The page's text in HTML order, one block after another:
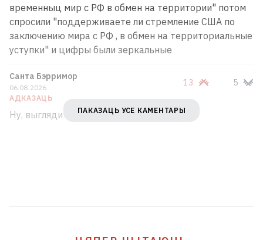
временныц мир с РФ в обмен на территории" потом
спросили "поддерживаете ли стремление США по
заключению мира с РФ , в обмен на территориальные
уступки" и цифры были зеркальные
Санта Бэрримор
06.08.2026
АДКАЗАЦЬ
13 5
Ну, выглядит правдоподобно.
ПАКАЗАЦЬ УСЕ КАМЕНТАРЫ